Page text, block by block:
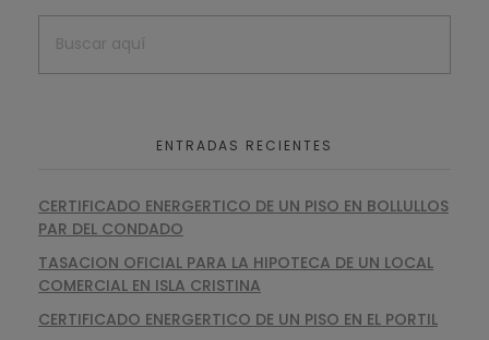
ENTRADAS RECIENTES
CERTIFICADO ENERGERTICO DE UN PISO EN BOLLULLOS
PAR DEL CONDADO
TASACION OFICIAL PARA LA HIPOTECA DE UN LOCAL
COMERCIAL EN ISLA CRISTINA
CERTIFICADO ENERGERTICO DE UN PISO EN EL PORTIL